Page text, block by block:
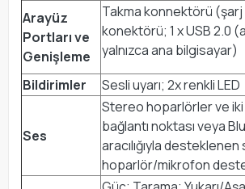
Arayüz
Portları ve
Genişleme
Takma konnektörü
konektörü; 1 x USB 2.0
yalnızca ana bilgisayar)
Bildirimler
Sesli uyarı; 2x renkli LED
Ses
Stereo hoparlörler ve
bağlantı noktası veya
aracılığıyla desteklenen
hoparlör/mikrofon